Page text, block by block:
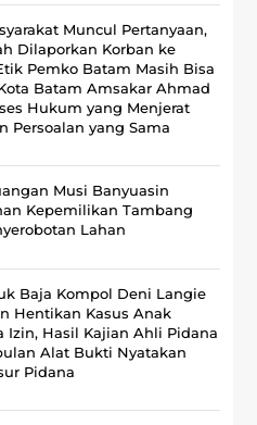
Muncul Pertanyaan,
Dilaporkan Korban ke
Pemko Batam Masih Bisa
Batam Amsakar Ahmad
Hukum yang Menjerat
Persoalan yang Sama
Musi Banyuasin
Kepemilikan Tambang
Lahan
Baja Kompol Deni Langie
Hentikan Kasus Anak
Izin, Hasil Kajian Ahli Pidana
Alat Bukti Nyatakan
Pidana